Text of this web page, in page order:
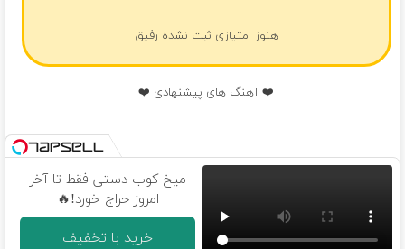
هنوز امتیازی ثبت نشده رفیق
❤️ آهنگ های پیشنهادی ❤️
میخ کوب دستی فقط تا آخر
امروز حراج خورد!🔥
خرید با تخفیف